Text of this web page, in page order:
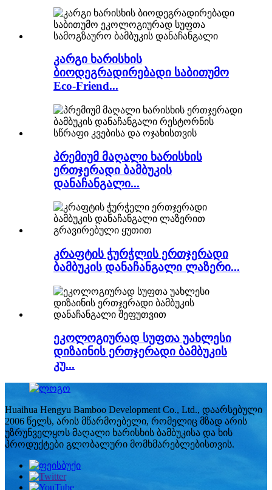
კარგი ხარისხის
ბიოდეგრადირებადი საბითუმო
Eco-Friend...
პრემიუმ მაღალი ხარისხის
ერთჯერადი ბამბუკის
დანაჩანგალი...
კრაფტის ჭურჭლის ერთჯერადი
ბამბუკის დანაჩანგალი ლაზერი...
ეკოლოგიურად სუფთა უახლესი
დიზაინის ერთჯერადი ბამბუკის
კუ...
Huaihua Hengyu Bamboo Development Co., Ltd., დაარსებული
2006 წელს, არის მწარმოებელი, რომელიც მზად არის
უზრუნველყოს მაღალი ხარისხის ბამბუკისა და ხის
პროდუქტები გლობალური მომხმარებლებისთვის.